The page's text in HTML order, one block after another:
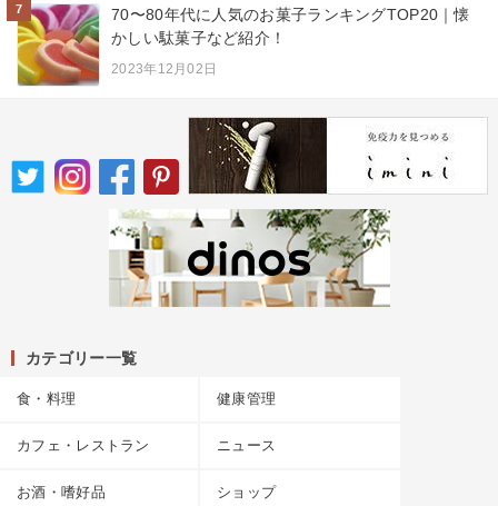
7
70〜80年代に人気のお菓子ランキングTOP20｜懐
かしい駄菓子など紹介！
2023年12月02日
カテゴリー一覧
食・料理 健康管理
カフェ・レストラン ニュース
お酒・嗜好品 ショップ